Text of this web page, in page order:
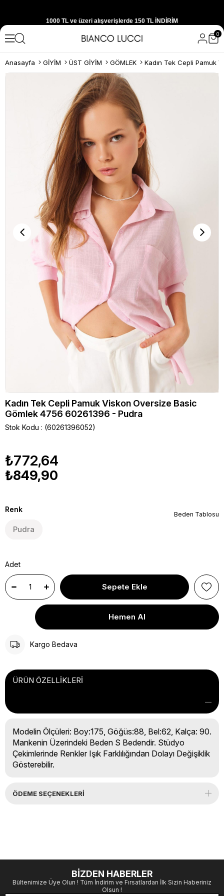
Yeni sezon ürünlerini hemen keşfedin
300 TL ve üzeri alışverişlerde ÜCRETSİZ KARGO
1000 TL ve üzeri alışverişlerde 150 TL İNDİRİM
0
Anasayfa GİYİM ÜST GİYİM GÖMLEK
Kadın Tek Cepli Pamuk Viskon Oversize Basic
Gömlek 4756 60261396 - Pudra
Stok Kodu (60261396052)
₺772,64
₺849,90
Renk
Pudra
Beden Tablosu
Adet
Kargo Bedava
ÜRÜN ÖZELLIKLERI
Modelin Ölçüleri: Boy:175, Göğüs:88, Bel:62, Kalça: 90.
Mankenin Üzerindeki Beden S Bedendir. Stüdyo
Çekimlerinde Renkler Işık Farklılığından Dolayı Değişiklik
Gösterebilir.
ÖDEME SEÇENEKLERI
BİZDEN HABERLER
Bültenimize Üye Olun ! Tüm İndirim ve Fırsatlardan İlk Sizin Haberiniz
Olsun !